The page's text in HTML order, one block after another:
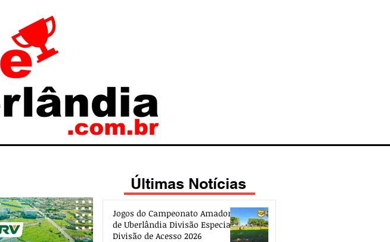
Últimas Notícias
Jogos do Campeonato Amador
de Uberlândia Divisão Especial e
Divisão de Acesso 2026